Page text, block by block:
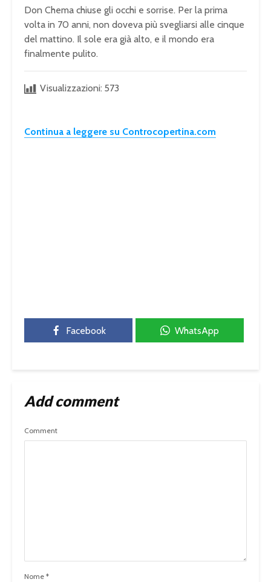
Don Chema chiuse gli occhi e sorrise. Per la prima
volta in 70 anni, non doveva più svegliarsi alle cinque
del mattino. Il sole era già alto, e il mondo era
finalmente pulito.
Visualizzazioni: 573
Continua a leggere su Controcopertina.com
Facebook WhatsApp
Add comment
Comment
Nome *